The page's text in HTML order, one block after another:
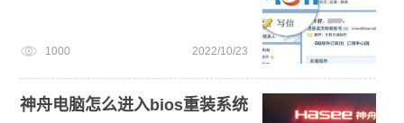
1000 2022/10/23
神舟电脑怎么进入bios重装系统